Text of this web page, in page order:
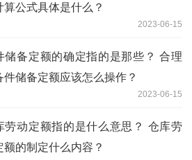
算公式具体是什么？
2023-06-15
储备定额的确定指的是那些？ 合理
件储备定额应该怎么操作？
2023-06-15
劳动定额指的是什么意思？ 仓库劳
额的制定什么内容？